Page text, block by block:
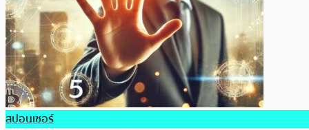
สปอนเซอร์